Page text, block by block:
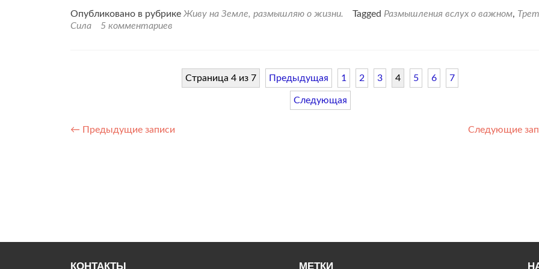
Опубликовано в рубрике Живу на Земле, размышляю о жизни. Tagged Размышления вслух о важном,
Сила
5 комментариев
Страница 4 из 7 Предыдущая 1 2 3 4 5 6 7
Следующая
Навигация
← Предыдущие записи Следующие
КОНТАКТЫ МЕТКИ